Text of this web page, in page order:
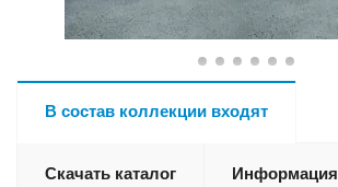
В состав коллекции входят
Скачать каталог Информация